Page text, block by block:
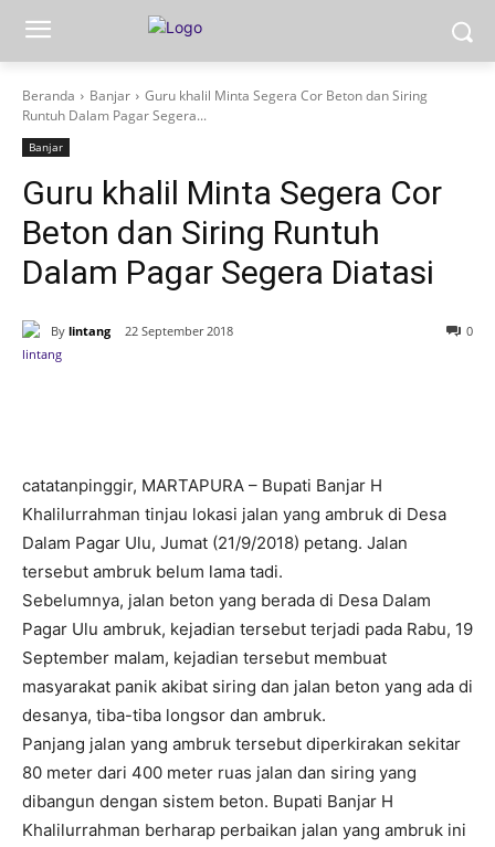
Beranda Banjar
Guru khalil Minta Segera Cor Beton dan Siring
Runtuh Dalam Pagar Segera...
Banjar
Guru khalil Minta Segera Cor
Beton dan Siring Runtuh
Dalam Pagar Segera Diatasi
By lintang 22 September 2018 0
catatanpinggir, MARTAPURA – Bupati Banjar H
Khalilurrahman tinjau lokasi jalan yang ambruk di Desa
Dalam Pagar Ulu, Jumat (21/9/2018) petang. Jalan
tersebut ambruk belum lama tadi.
Sebelumnya, jalan beton yang berada di Desa Dalam
Pagar Ulu ambruk, kejadian tersebut terjadi pada Rabu, 19
September malam, kejadian tersebut membuat
masyarakat panik akibat siring dan jalan beton yang ada di
desanya, tiba-tiba longsor dan ambruk.
Panjang jalan yang ambruk tersebut diperkirakan sekitar
80 meter dari 400 meter ruas jalan dan siring yang
dibangun dengan sistem beton. Bupati Banjar H
Khalilurrahman berharap perbaikan jalan yang ambruk ini